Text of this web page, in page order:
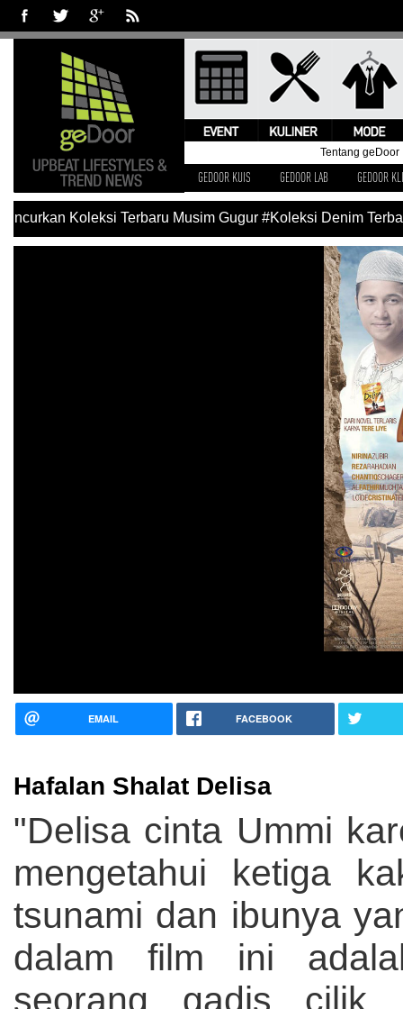
Tentang geDoor
GEDOOR KUIS GEDOOR LAB GEDOOR
Koleksi Terbaru Musim Gugur #Koleksi Denim Terbaru
EMAIL FACEBOOK
Hafalan Shalat Delisa
"Delisa cinta Ummi
mengetahui ketiga
tsunami dan ibunya
dalam film ini
seorang gadis cilik